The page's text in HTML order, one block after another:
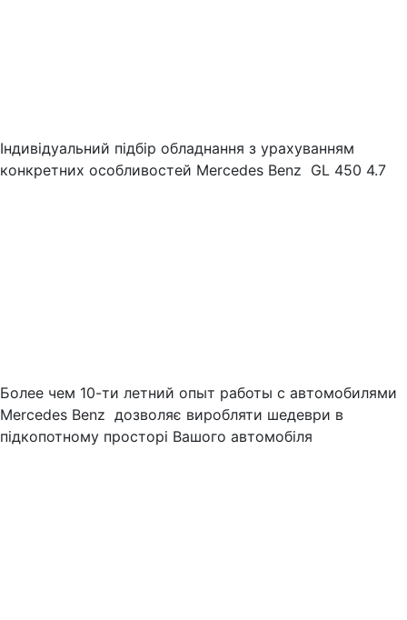
Індивідуальний підбір обладнання з урахуванням
конкретних особливостей Mercedes Benz GL 450 4.7
Более чем 10-ти летний опыт работы с автомобилями
Mercedes Benz дозволяє виробляти шедеври в
підкопотному просторі Вашого автомобіля